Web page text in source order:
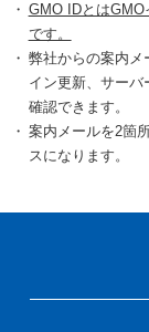
GMO IDとは
です。
弊社からの案内メ
イン更新、サー
確認できます。
案内メールを2箇
スになります。